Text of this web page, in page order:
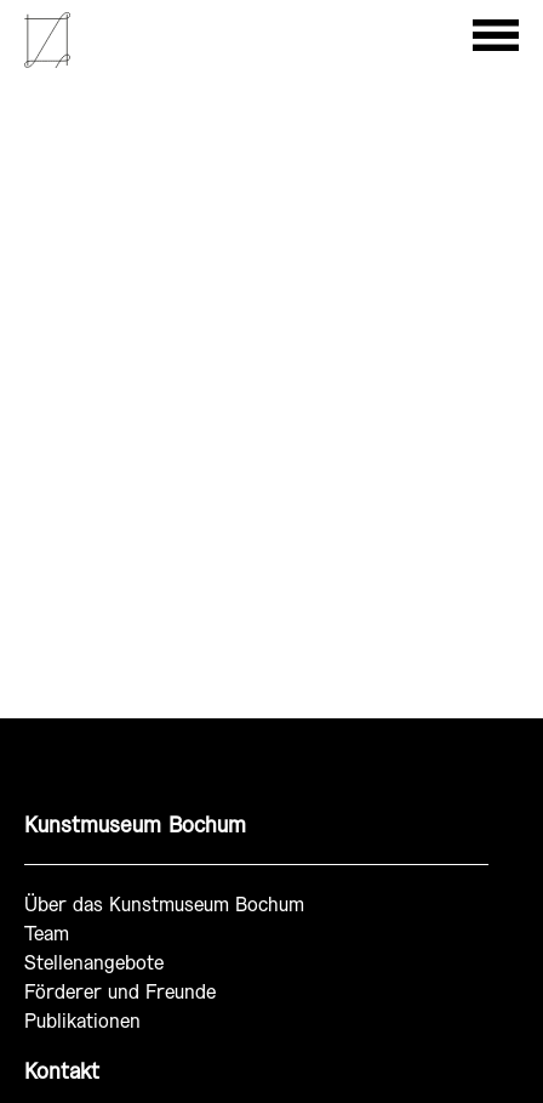
Kunstmuseum Bochum
Über das Kunstmuseum Bochum
Team
Stellenangebote
Förderer und Freunde
Publikationen
Kontakt